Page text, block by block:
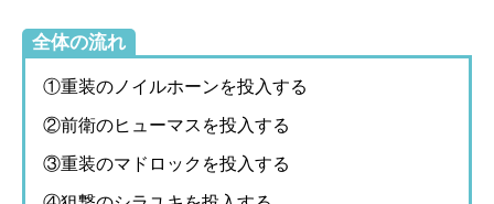
全体の流れ
①重装のノイルホーンを投入する
②前衛のヒューマスを投入する
③重装のマドロックを投入する